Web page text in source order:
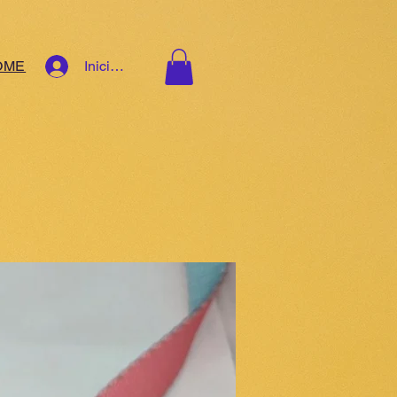
Iniciar sesión